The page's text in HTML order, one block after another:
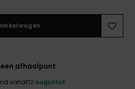
afhaalpunt
vanaf12 augustus